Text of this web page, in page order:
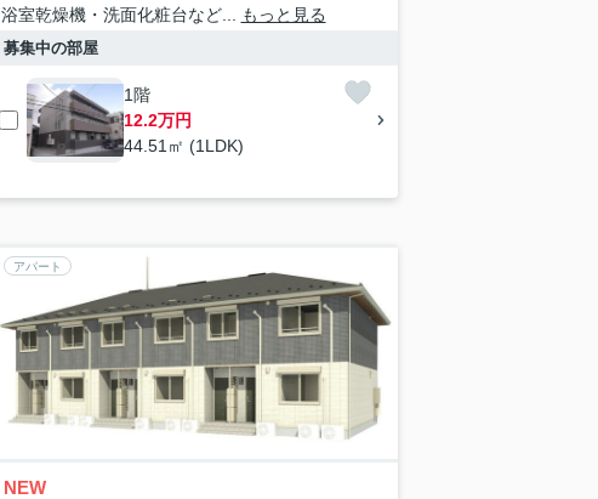
浴室乾燥機・洗面化粧台など...
もっと見る
募集中の部屋
1階
12.2万円
44.51㎡ (1LDK)
アパート
NEW